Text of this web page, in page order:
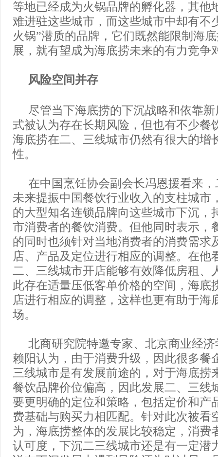
等地已经成为火锅品牌的孵化器，其他
难进驻这些城市，而这些城市中却有不
火锅”潜质的品牌，它们既然能限制海
展，就有望成为海底捞未来的有力竞争
风险空间并存
尽管当下海底捞的下沉战略和依靠
式被认为存在长期风险，但也有不少餐
海底捞在二、三线城市仍然有很大的增
性。
在中国烹饪协会副会长冯恩援看来
未来提振中国餐饮行业收入的支柱城市
的大型知名连锁品牌向这些城市下沉，
市消费者的餐饮消费。但他同时表示，
的同时也须针对当地消费者的消费需求
店、产品及定位进行相应的调整。在他
二、三线城市开店能够有效降低房租、
此存在适量压低客单价格的空间，海底
店进行相应的调整，这样也更有助于海
场。
北商研究院特邀专家、北京商业经
赖阳认为，由于消费升级，因此很多餐
三线城市是有发展前途的，对于海底捞
餐饮品牌价位偏高，因此发展二、三线
要更明确的定位和策略，包括定价和产
费基础与购买力相匹配。针对此次被看
为，海底捞整体的发展比较稳定，消费
认可度，下沉二三线城市还是有一定潜